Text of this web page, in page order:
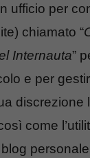
ufficio per
chiamato “
Internauta”
e per
discrezione
come